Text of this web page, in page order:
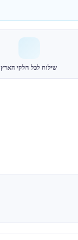
שילוח לכל חלקי הארץ